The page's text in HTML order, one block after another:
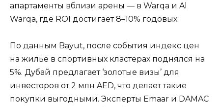
апартаменты вблизи арены — в Warqa и Al
Warqa, где ROI достигает 8–10% годовых.
По данным Bayut, после события индекс цен
на жильё в спортивных кластерах поднялся на
5%. Дубай предлагает ‘золотые визы’ для
инвесторов от 2 млн AED, что делает такие
покупки выгодными. Эксперты Emaar и DAMAC